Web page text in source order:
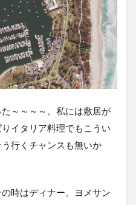
～～～～。私には敷居が
イタリア料理でもこうい
行くチャンスも無いか
時はディナー。ヨメサン